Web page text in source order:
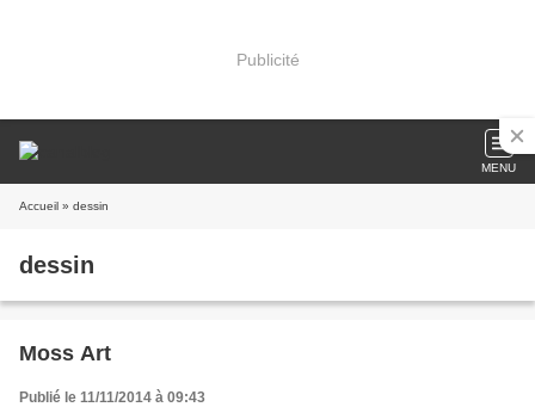
Publicité
MENU
Accueil » dessin
dessin
Moss Art
Publié le 11/11/2014 à 09:43